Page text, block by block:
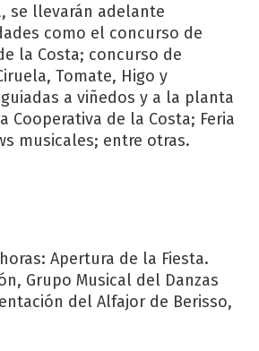
se llevarán adelante
como el concurso de
la Costa; concurso de
Tomate, Higo y
a viñedos y a la planta
Cooperativa de la Costa; Feria
musicales; entre otras.
Apertura de la Fiesta.
Grupo Musical del Danzas
del Alfajor de Berisso,